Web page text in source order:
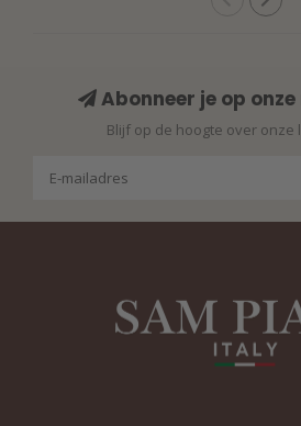
Abonneer je op
Blijf op de hoogte over onze